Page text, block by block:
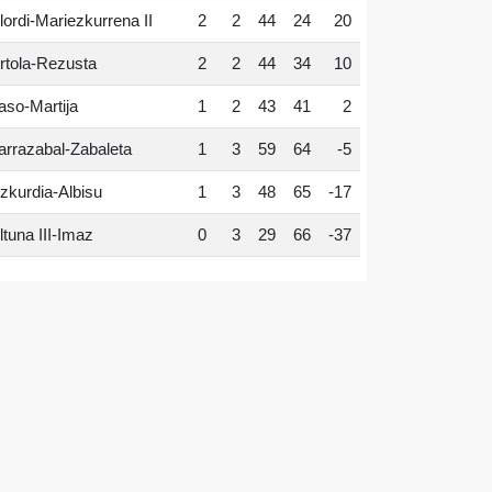
Mariezkurrena II 2 2 44 24 20
Rezusta 2 2 44 34 10
Martija 1 2 43 41 2
Zabaleta 1 3 59 64 -5
Albisu 1 3 48 65 -17
III-Imaz 0 3 29 66 -37